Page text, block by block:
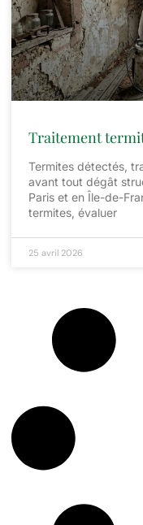
Traitement
Termites détectés,
avant tout dégât
Paris et en Île-de-
termites, évaluer
25 avril 2026